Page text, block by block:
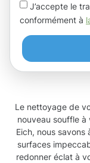
J’accepte le
conformément à
Le nettoyage de
nouveau souffle à
Eich, nous
surfaces
redonner éclat à